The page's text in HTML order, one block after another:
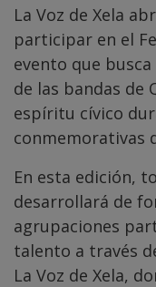
La Voz de Xela
participar en el
evento que
de las bandas de
espíritu cívico
conmemorativas
En esta edición,
desarrollará de
agrupaciones
talento a través
La Voz de Xela,